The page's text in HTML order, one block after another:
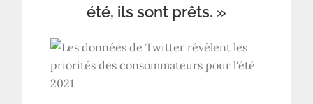
été, ils sont prêts. »